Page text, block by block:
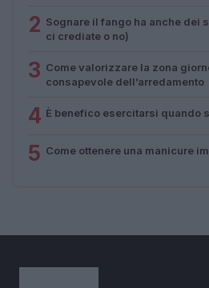
2 Sognare il fango ha anche dei
ci crediate o no)
3 Come valorizzare la zona
consapevole dell’arredamento
4 È benefico esercitarsi quando
5 Come ottenere una manicure